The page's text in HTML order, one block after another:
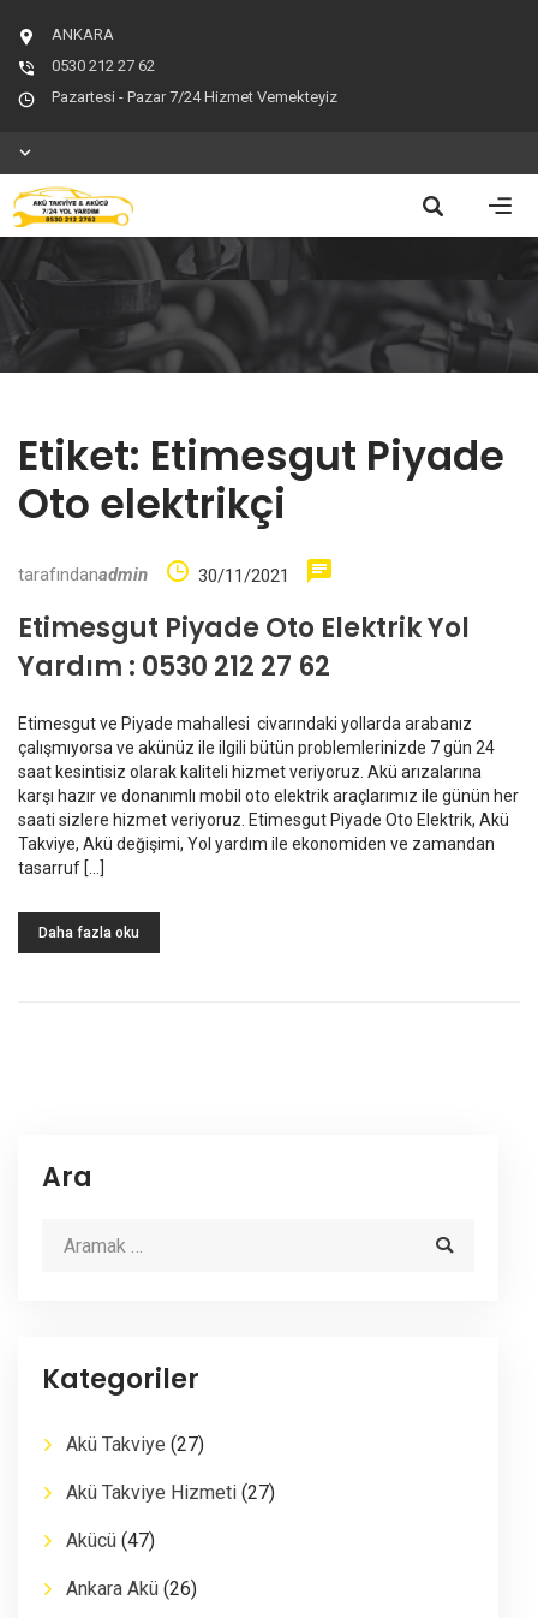
ANKARA
0530 212 27 62
Pazartesi - Pazar 7/24 Hizmet Vemekteyiz
Etiket: Etimesgut Piyade
Oto elektrikçi
tarafındanadmin 30/11/2021
Etimesgut Piyade Oto Elektrik Yol
Yardım : 0530 212 27 62
Etimesgut ve Piyade mahallesi civarındaki yollarda arabanız
çalışmıyorsa ve akünüz ile ilgili bütün problemlerinizde 7 gün 24
saat kesintisiz olarak kaliteli hizmet veriyoruz. Akü arızalarına
karşı hazır ve donanımlı mobil oto elektrik araçlarımız ile günün her
saati sizlere hizmet veriyoruz. Etimesgut Piyade Oto Elektrik, Akü
Takviye, Akü değişimi, Yol yardım ile ekonomiden ve zamandan
tasarruf […]
Daha fazla oku
Ara
Kategoriler
Akü Takviye (27)
Akü Takviye Hizmeti (27)
Akücü (47)
Ankara Akü (26)